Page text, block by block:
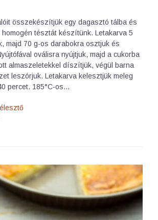
összekészítjük egy dagasztó tálba és
homogén tésztát készítünk. Letakarva 5
majd 70 g-os darabokra osztjuk és
oválisra nyújtjuk, majd a cukorba
almaszeletekkel díszítjük, végül barna
leszórjuk. Letakarva kelesztjük meleg
percet. 185°C-os…